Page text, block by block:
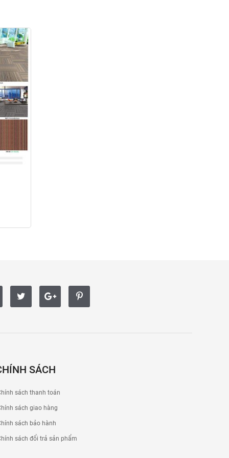
SÁCH
sách thanh toán
sách giao hàng
sách bảo hành
sách đổi trả sản phẩm